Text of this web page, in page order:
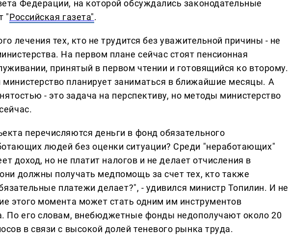
Федерации, на которой обсуждались законодательные
"Российская газета".
лечения тех, кто не трудится без уважительной причины - не
На первом плане сейчас стоят пенсионная
принятый в первом чтении и готовящийся ко второму.
планирует заниматься в ближайшие месяцы. А
- это задача на перспективу, но методы министерство
перечисляются деньги в фонд обязательного
людей без оценки ситуации? Среди "неработающих"
доход, но не платит налогов и не делает отчисления в
должны получать медпомощь за счет тех, кто также
платежи делает?", - удивился министр Топилин. И не
этого момента может стать одним им инструментов
По его словам, внебюджетные фонды недополучают около 20
в связи с высокой долей теневого рынка труда.